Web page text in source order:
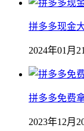
拼多多现金
2024年01月
拼多多免费
2023年12月